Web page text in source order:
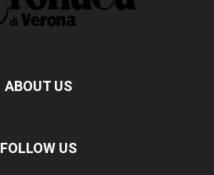
ABOUT US
FOLLOW US